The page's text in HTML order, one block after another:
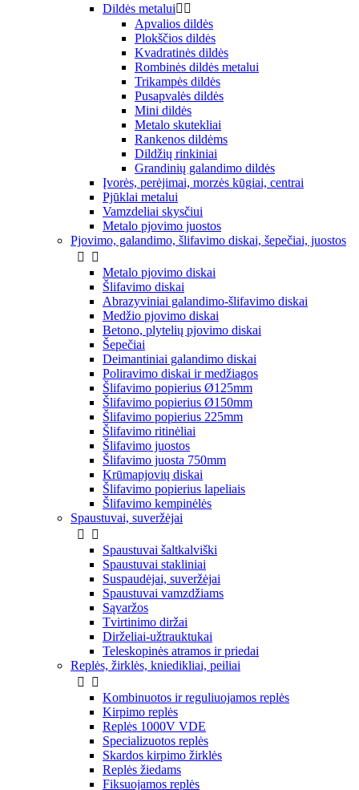
Dildės metalui 
Apvalios dildės
Plokščios dildės
Kvadratinės dildės
Rombinės dildės metalui
Trikampės dildės
Pusapvalės dildės
Mini dildės
Metalo skutekliai
Rankenos dildėms
Dildžių rinkiniai
Grandinių galandimo dildės
Įvorės, perėjimai, morzės kūgiai, centrai
Pjūklai metalui
Vamzdeliai skysčiui
Metalo pjovimo juostos
Pjovimo, galandimo, šlifavimo diskai, šepečiai, juostos


Metalo pjovimo diskai
Šlifavimo diskai
Abrazyviniai galandimo-šlifavimo diskai
Medžio pjovimo diskai
Betono, plytelių pjovimo diskai
Šepečiai
Deimantiniai galandimo diskai
Poliravimo diskai ir medžiagos
Šlifavimo popierius Ø125mm
Šlifavimo popierius Ø150mm
Šlifavimo popierius 225mm
Šlifavimo ritinėliai
Šlifavimo juostos
Šlifavimo juosta 750mm
Krūmapjovių diskai
Šlifavimo popierius lapeliais
Šlifavimo kempinėlės
Spaustuvai, suveržėjai


Spaustuvai šaltkalviški
Spaustuvai stakliniai
Suspaudėjai, suveržėjai
Spaustuvai vamzdžiams
Sąvaržos
Tvirtinimo diržai
Dirželiai-užtrauktukai
Teleskopinės atramos ir priedai
Replės, žirklės, kniedikliai, peiliai


Kombinuotos ir reguliuojamos replės
Kirpimo replės
Replės 1000V VDE
Specializuotos replės
Skardos kirpimo žirklės
Replės žiedams
Fiksuojamos replės